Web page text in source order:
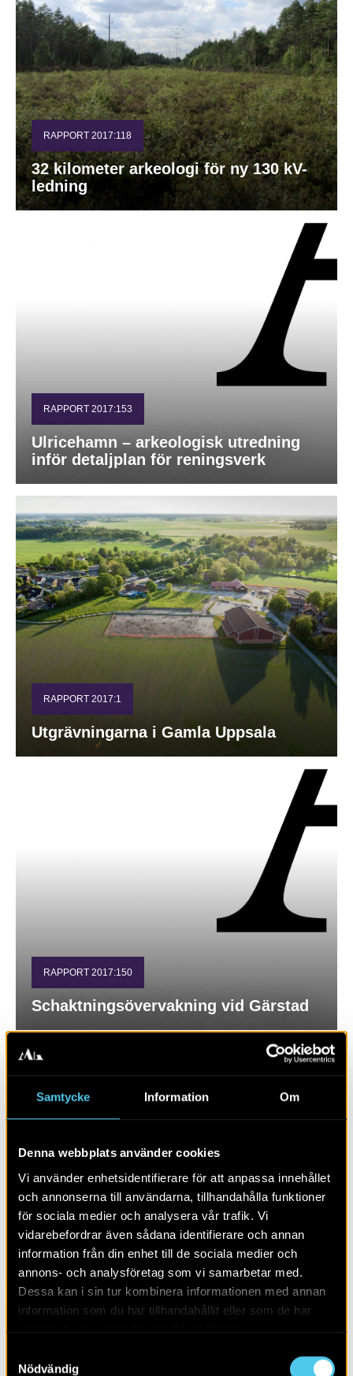
Samtycke Information Om
Denna webbplats använder cookies
Vi använder enhetsidentifierare för att anpassa innehållet
och annonserna till användarna, tillhandahålla funktioner
för sociala medier och analysera vår trafik. Vi
vidarebefordrar även sådana identifierare och annan
information från din enhet till de sociala medier och
annons- och analysföretag som vi samarbetar med.
Dessa kan i sin tur kombinera informationen med annan
information som du har tillhandahållit eller som de har
Nödvändig
RAPPORT 2017:118
32 kilometer arkeologi för ny 130 kV-
ledning
RAPPORT 2017:153
Ulricehamn – arkeologisk utredning
inför detaljplan för reningsverk
RAPPORT 2017:1
Utgrävningarna i Gamla Uppsala
RAPPORT 2017:150
Schaktningsövervakning vid Gärstad
RAPPORT 2017:70
Krapperups trädgård